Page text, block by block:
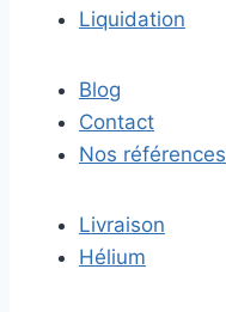
Liquidation
Blog
Contact
Nos références
Livraison
Hélium